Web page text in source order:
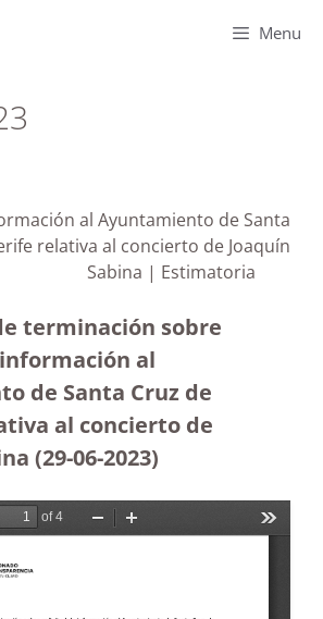
Menu
al Ayuntamiento de Santa
relativa al concierto de Joaquín
Sabina | Estimatoria
terminación sobre
al
de Santa Cruz de
al concierto de
(29-06-2023)